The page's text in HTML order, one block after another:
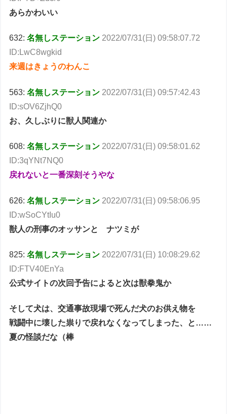
あらかわいい
632:名無しステーション 2022/07/31(日) 09:58:07.72
ID:LwC8wgkid
来週はきょうのわんこ
563:名無しステーション 2022/07/31(日) 09:57:42.43
ID:sOV6ZjhQ0
お、久しぶりに獣人関連か
608:名無しステーション 2022/07/31(日) 09:58:01.62
ID:3qYNt7NQ0
戻れないと一番深刻そうやな
626:名無しステーション 2022/07/31(日) 09:58:06.95
ID:wSoCYtIu0
獣人の刑事のオッサンと ナツミが
825:名無しステーション 2022/07/31(日) 10:08:29.62
ID:FTV40EnYa
公式サイトの次回予告によると次は獣拳鬼か
そして犬は、交通事故現場で死んだ犬のお供え物を
戦闘中に壊した祟りで戻れなくなってしまった、と……
夏の怪談だな（棒